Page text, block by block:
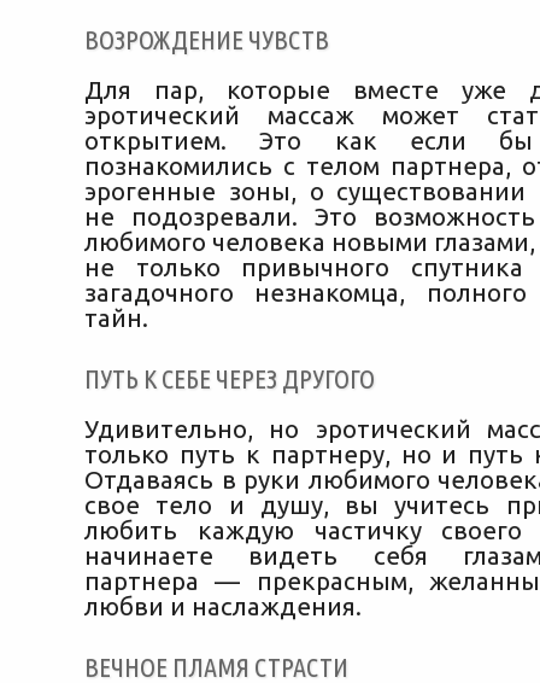
ВОЗРОЖДЕНИЕ ЧУВСТВ
Для пар, которые вместе уже
эротический массаж может
открытием. Это как если
познакомились с телом партнера,
эрогенные зоны, о
не подозревали. Это
любимого человека новыми
не только привычного
загадочного незнакомца,
тайн.
ПУТЬ К СЕБЕ ЧЕРЕЗ ДРУГОГО
Удивительно, но эротический
только путь к партнеру, но и путь
Отдаваясь в руки любимого
свое тело и душу, вы учитесь
любить каждую частичку своего
начинаете видеть себя
партнера — прекрасным,
любви и наслаждения.
ВЕЧНОЕ ПЛАМЯ СТРАСТИ